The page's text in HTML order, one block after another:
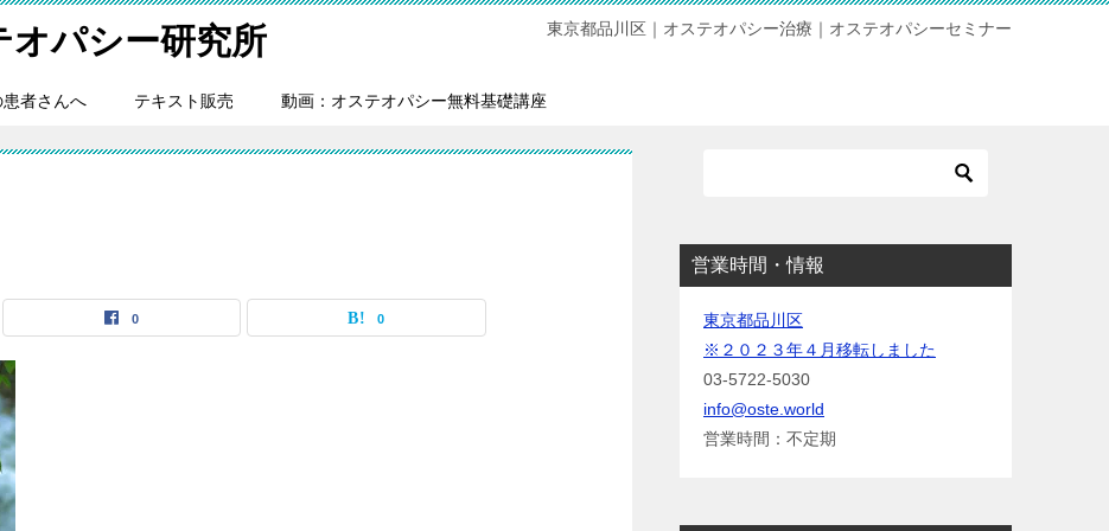
パシー研究所 東京都品川区｜オステオパシー治療｜オステオパシーセミナー
患者さんへ テキスト販売 動画：オステオパシー無料基礎講座
0 0
営業時間・情報
東京都品川区
※２０２３年４月移転しました
03-5722-5030
info@oste.world
営業時間：不定期